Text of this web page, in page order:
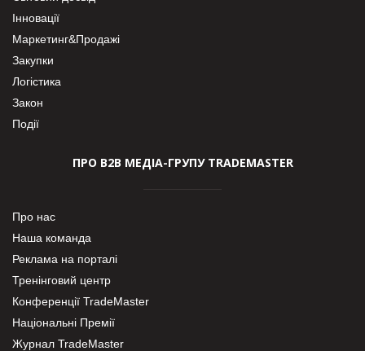
Інновації
Маркетинг&Продажі
Закупки
Логістика
Закон
Події
ПРО В2В МЕДІА-ГРУПУ TRADEMASTER
Про нас
Наша команда
Реклама на порталі
Тренінговий центр
Конференції TradeMaster
Національні Премії
Журнал TradeMaster